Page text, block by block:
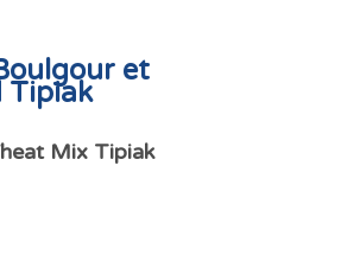
et
Tipiak
Mix Tipiak